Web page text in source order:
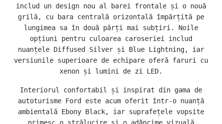
includ un design nou al barei frontale și o nouă
grilă, cu bara centrală orizontală împărțită pe
lungimea sa în două părți mai subțiri. Noile
opțiuni pentru culoarea caroseriei includ
nuanțele Diffused Silver și Blue Lightning, iar
versiunile superioare de echipare oferă faruri cu
xenon și lumini de zi LED.
Interiorul confortabil și inspirat din gama de
autoturisme Ford este acum oferit într-o nuanță
ambientală Ebony Black, iar suprafețele vopsite